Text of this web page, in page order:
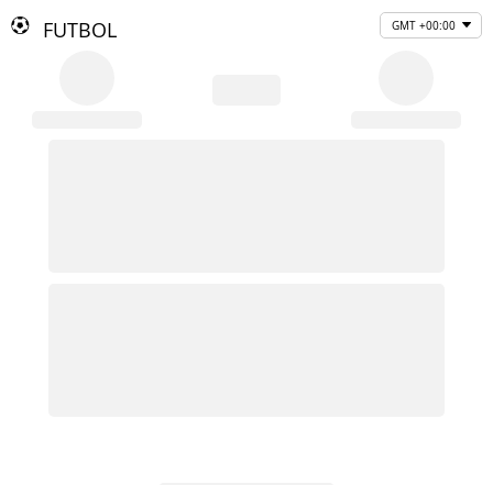
FUTBOL GMT +00:00